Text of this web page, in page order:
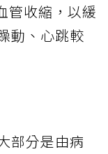
管收縮，以緩
動、心跳較
部分是由病